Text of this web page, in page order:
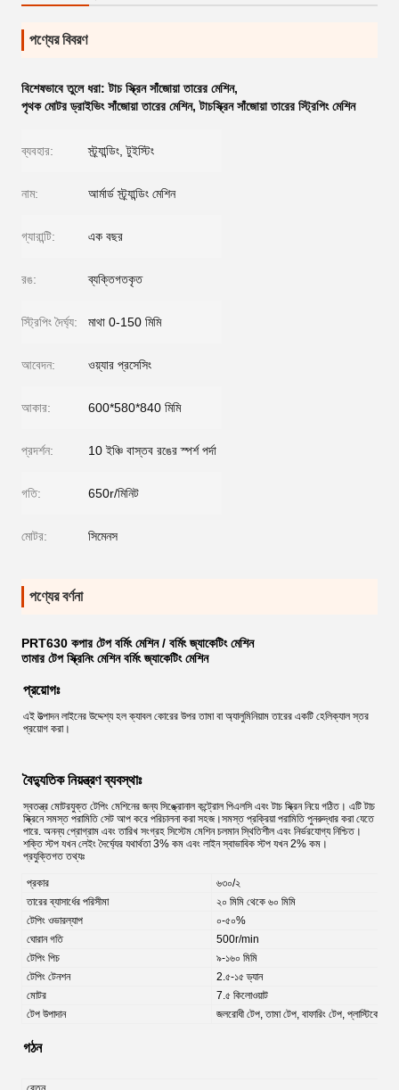
পণ্যের বিবরণ
বিশেষভাবে তুলে ধরা:টাচ স্ক্রিন সাঁজোয়া তারের মেশিন,
পৃথক মোটর ড্রাইভিং সাঁজোয়া তারের মেশিন,টাচস্ক্রিন সাঁজোয়া তারের স্ট্রিপিং মেশিন
ব্যবহার: স্ট্র্যান্ডিং, টুইস্টিং
নাম: আর্মার্ড স্ট্র্যান্ডিং মেশিন
গ্যারান্টি: এক বছর
রঙ: ব্যক্তিগতকৃত
স্ট্রিপিং দৈর্ঘ্য: মাথা 0-150 মিমি
আবেদন: ওয়্যার প্রসেসিং
আকার: 600*580*840 মিমি
প্রদর্শন: 10 ইঞ্চি বাস্তব রঙের স্পর্শ পর্দা
গতি: 650r/মিনিট
মোটর: সিমেনস
পণ্যের বর্ণনা
PRT630 কপার টেপ বর্মিং মেশিন / বর্মিং জ্যাকেটিং মেশিন
তামার টেপ স্ক্রিনিং মেশিন বর্মিং জ্যাকেটিং মেশিন
প্রয়োগঃ
এই উত্পাদন লাইনের উদ্দেশ্য হল ক্যাবল কোরের উপর তামা বা অ্যালুমিনিয়াম তারের একটি হেলিক্যাল স্তর
প্রয়োগ করা।
বৈদ্যুতিক নিয়ন্ত্রণ ব্যবস্থাঃ
স্বতন্ত্র মোটরযুক্ত টেপিং মেশিনের জন্য সিঙ্ক্রোনাল কন্ট্রোল পিএলসি এবং টাচ স্ক্রিন নিয়ে গঠিত। এটি টাচ
স্ক্রিনে সমস্ত পরামিতি সেট আপ করে পরিচালনা করা সহজ।সমস্ত প্রক্রিয়া পরামিতি পুনরুদ্ধার করা যেতে
পারে. অনন্য প্রোগ্রাম এবং তারিখ সংগ্রহ সিস্টেম মেশিন চলমান স্থিতিশীল এবং নির্ভরযোগ্য নিশ্চিত।
শক্তি স্টপ যখন লেইং দৈর্ঘ্যের যথার্থতা 3% কম এবং লাইন স্বাভাবিক স্টপ যখন 2% কম।
প্রযুক্তিগত তথ্যঃ
প্রকার
৬৩০/২
তারের ব্যাসার্ধের পরিসীমা
২০ মিমি থেকে ৬০ মিমি
টেপিং ওভারল্যাপ
০-৫০%
ঘোরান গতি
500r/min
টেপিং পিচ
৯-১৬০ মিমি
টেপিং টেনশন
2.৫-১৫ ড্যান
মোটর
7.৫ কিলোওয়াট
টেপ উপাদান
জলরোধী টেপ, তামা টেপ, বাফারিং টেপ, প্লাস্টিকের
গঠন